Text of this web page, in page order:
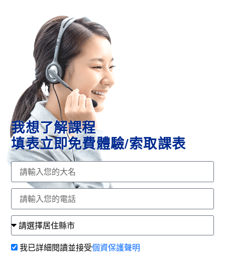
我想了解課程
填表立即免費體驗/索取課表
我已詳細閱讀並接受個資保護聲明